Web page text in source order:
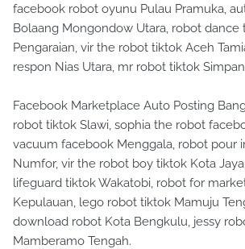
facebook robot oyunu Pulau Pramuka,
Bolaang Mongondow Utara, robot dance
Pengaraian, vir the robot tiktok Aceh
respon Nias Utara, mr robot tiktok
Facebook Marketplace Auto Posting
robot tiktok Slawi, sophia the robot
vacuum facebook Menggala, robot pour
Numfor, vir the robot boy tiktok Kota
lifeguard tiktok Wakatobi, robot for
Kepulauan, lego robot tiktok Mamuju
download robot Kota Bengkulu, jessy
Mamberamo Tengah.